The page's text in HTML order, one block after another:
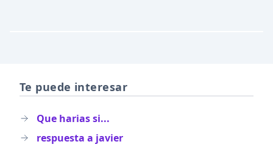
Te puede interesar
Que harias si...
respuesta a javier